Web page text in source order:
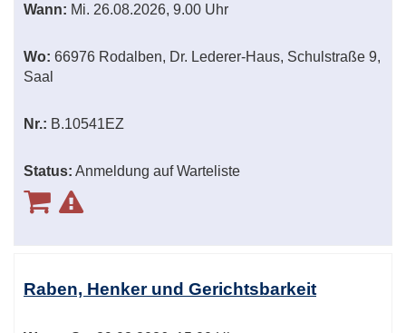
Wann: Mi. 26.08.2026, 9.00 Uhr
Wo: 66976 Rodalben, Dr. Lederer-Haus, Schulstraße 9,
Saal
Nr.: B.10541EZ
Status: Anmeldung auf Warteliste
Raben, Henker und Gerichtsbarkeit